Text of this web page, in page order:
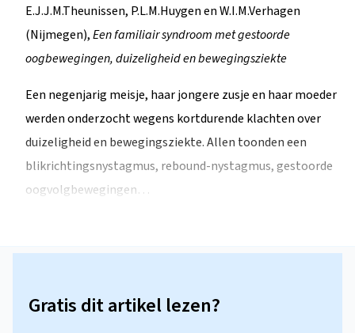
E.J.J.M.Theunissen, P.L.M.Huygen en W.I.M.Verhagen
(Nijmegen),Een familiair syndroom met gestoorde
oogbewegingen, duizeligheid en bewegingsziekte
Een negenjarig meisje, haar jongere zusje en haar moeder
werden onderzocht wegens kortdurende klachten over
duizeligheid en bewegingsziekte. Allen toonden een
blikrichtingsnystagmus, rebound-nystagmus, gestoorde
oogvolgbewegingen…
Gratis dit artikel lezen?